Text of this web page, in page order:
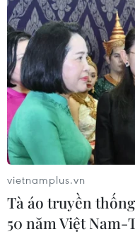
thụ điện toàn quốc
qua đã thấp hơn
hiện giãn cách xã
đồng thời, cũng thấp
2020.
Đối với riêng khu
trong 2 tuần đầu
của toàn miền Nam
toàn hệ thống điện
kWh/ngày.
vietnamplus.vn
Tà áo truyền
50 năm Việt Nam-